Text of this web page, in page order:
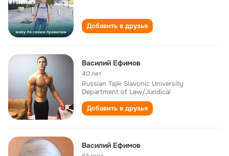
Добавить в друзья
Василий Ефимов
40 лет
Russian Tajik Slavonic University
Department of Law/Juridical
Добавить в друзья
Василий Ефимов